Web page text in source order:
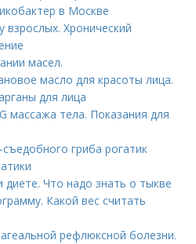
в Москве
взрослых. Хронический
масел.
масло для красоты лица.
для лица
массажа тела. Показания для
гриба рогатик
диете. Что надо знать о тыкве
Какой вес считать
рефлюксной болезни.